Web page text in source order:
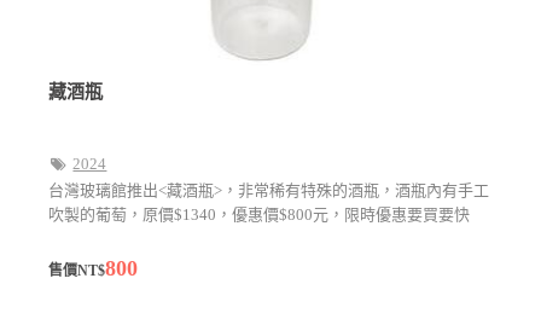
藏酒瓶
2024
台灣玻璃館推出<藏酒瓶>，非常稀有特殊的酒瓶，酒瓶內有手工
吹製的葡萄，原價$1340，優惠價$800元，限時優惠要買要快
售價NT$800